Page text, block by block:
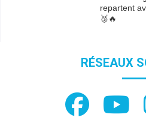
repartent
🥉🔥
RÉSEAUX